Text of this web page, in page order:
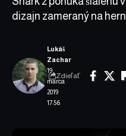
dizajn zameraný na
19.
marca
2019
17:56
Lukáš
Zachar
Zdieľať